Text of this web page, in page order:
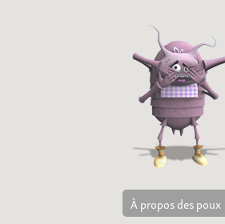
À propos des poux